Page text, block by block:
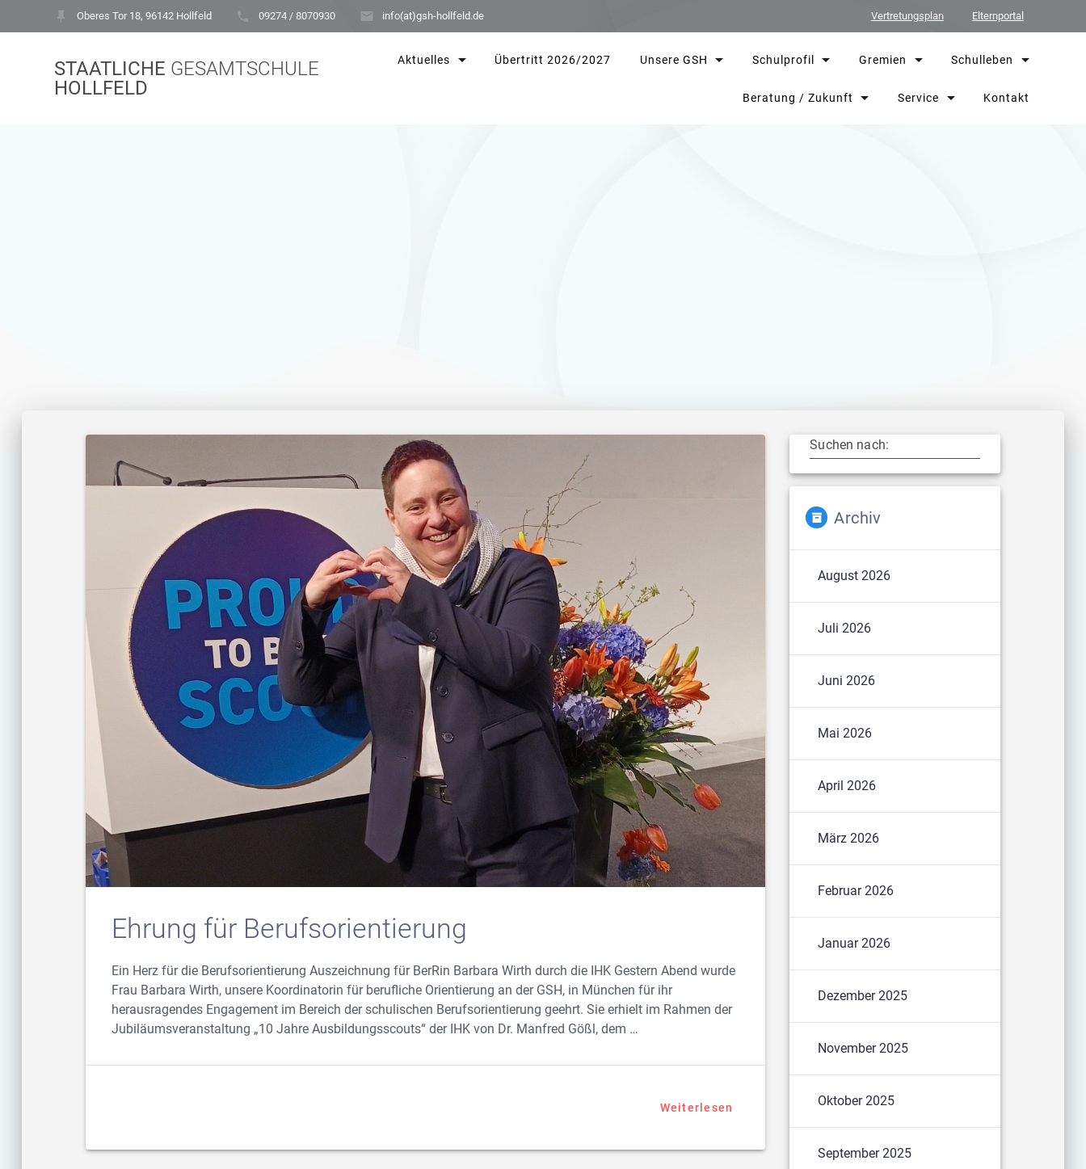
Oberes Tor 18, 96142 Hollfeld 09274 / 8070930 info(at)gsh-hollfeld.de Vertretungsplan Elternportal
STAATLICHE GESAMTSCHULE
HOLLFELD
Aktuelles Übertritt 2026/2027 Unsere GSH Schulprofil Gremien Schulleben
Beratung / Zukunft Service Kontakt
Ehrung für Berufsorientierung
Ein Herz für die Berufsorientierung Auszeichnung für BerRin Barbara Wirth durch die IHK Gestern Abend wurde
Frau Barbara Wirth, unsere Koordinatorin für berufliche Orientierung an der GSH, in München für ihr
herausragendes Engagement im Bereich der schulischen Berufsorientierung geehrt. Sie erhielt im Rahmen der
Jubiläumsveranstaltung „10 Jahre Ausbildungsscouts“ der IHK von Dr. Manfred Gößl, dem …
Weiterlesen
Suchen nach:
Archiv
August 2026
Juli 2026
Juni 2026
Mai 2026
April 2026
März 2026
Februar 2026
Januar 2026
Dezember 2025
November 2025
Oktober 2025
September 2025